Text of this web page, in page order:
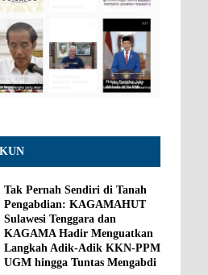
Tak Pernah Sendiri di Tanah
Pengabdian: KAGAMAHUT
Sulawesi Tenggara dan
KAGAMA Hadir Menguatkan
Langkah Adik-Adik KKN-PPM
UGM hingga Tuntas Mengabdi